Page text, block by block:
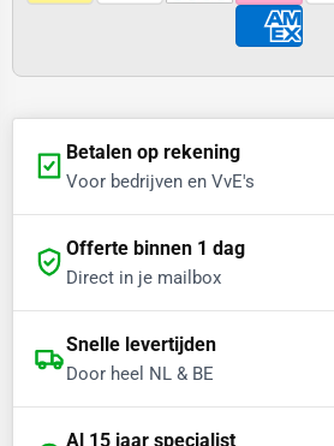
Betalen op rekening
Voor bedrijven en VvE's
Offerte binnen 1 dag
Direct in je mailbox
Snelle levertijden
Door heel NL & BE
Al 15 jaar specialist